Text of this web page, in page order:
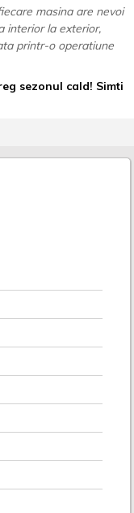
masina are nevoi
interior la exterior,
printr-o operatiune
sezonul cald! Simti